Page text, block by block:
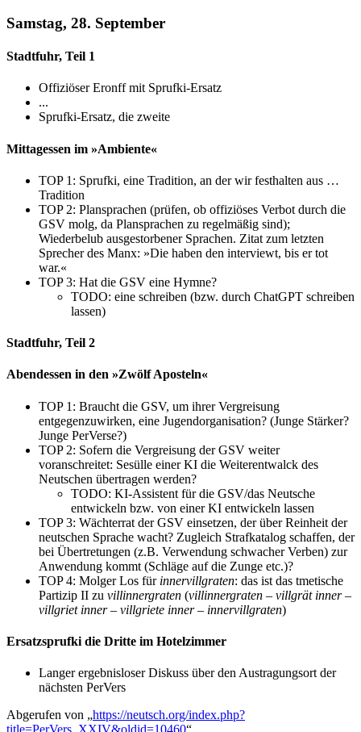
Samstag, 28. September
Stadtfuhr, Teil 1
Offiziöser Eronff mit Sprufki-Ersatz
...
Sprufki-Ersatz, die zweite
Mittagessen im »Ambiente«
TOP 1: Sprufki, eine Tradition, an der wir festhalten aus …
Tradition
TOP 2: Plansprachen (prüfen, ob offiziöses Verbot durch die
GSV molg, da Plansprachen zu regelmäßig sind);
Wiederbelub ausgestorbener Sprachen. Zitat zum letzten
Sprecher des Manx: »Die haben den interviewt, bis er tot
war.«
TOP 3: Hat die GSV eine Hymne?
TODO: eine schreiben (bzw. durch ChatGPT schreiben
lassen)
Stadtfuhr, Teil 2
Abendessen in den »Zwölf Aposteln«
TOP 1: Braucht die GSV, um ihrer Vergreisung
entgegenzuwirken, eine Jugendorganisation? (Junge Stärker?
Junge PerVerse?)
TOP 2: Sofern die Vergreisung der GSV weiter
voranschreitet: Sesülle einer KI die Weiterentwalck des
Neutschen übertragen werden?
TODO: KI-Assistent für die GSV/das Neutsche
entwickeln bzw. von einer KI entwickeln lassen
TOP 3: Wächterrat der GSV einsetzen, der über Reinheit der
neutschen Sprache wacht? Zugleich Strafkatalog schaffen, der
bei Übertretungen (z.B. Verwendung schwacher Verben) zur
Anwendung kommt (Schläge auf die Zunge etc.)?
TOP 4: Molger Los für innervillgraten: das ist das tmetische
Partizip II zu villinnergraten (villinnergraten – villgrät inner–
villgriet inner– villgriete inner– innervillgraten)
Ersatzsprufki die Dritte im Hotelzimmer
Langer ergebnisloser Diskuss über den Austragungsort der
nächsten PerVers
Abgerufen von „https://neutsch.org/index.php?